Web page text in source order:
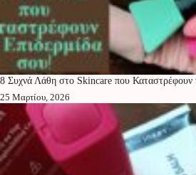
8 Συχνά Λάθη στο Skincare που Καταστρέφουν
25 Μαρτίου, 2026